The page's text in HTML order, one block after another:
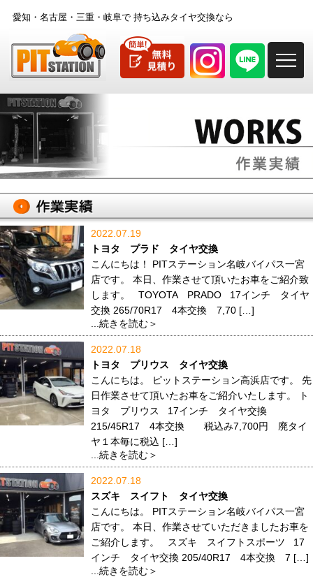
愛知・名古屋・三重・岐阜で持ち込みタイヤ交換なら
2022.07.19
トヨタ プラド タイヤ交換
こんにちは！ PITステーション名岐バイパス一宮
店です。 本日、作業させて頂いたお車をご紹介致
します。 TOYOTA PRADO 17インチ タイヤ
交換 265/70R17 4本交換 7,70 […]
...続きを読む＞
2022.07.18
トヨタ プリウス タイヤ交換
こんにちは。 ピットステーション高浜店です。 先
日作業させて頂いたお車をご紹介いたします。 ト
ヨタ プリウス 17インチ タイヤ交換
215/45R17 4本交換 税込み7,700円 廃タイ
ヤ１本毎に税込 […]
...続きを読む＞
2022.07.18
スズキ スイフト タイヤ交換
こんにちは。 PITステーション名岐バイパス一宮
店です。 本日、作業させていただきましたお車を
ご紹介します。 スズキ スイフトスポーツ 17
インチ タイヤ交換 205/40R17 4本交換 7 […]
...続きを読む＞